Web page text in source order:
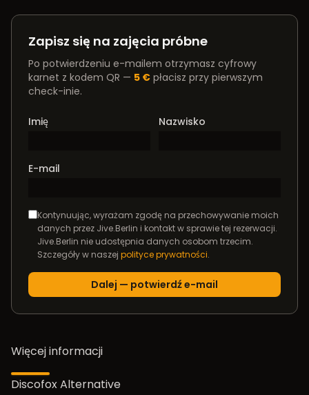
Zapisz się na zajęcia próbne
Po potwierdzeniu e-mailem otrzymasz cyfrowy
karnet z kodem QR — 5 € płacisz przy pierwszym
check-inie.
Imię Nazwisko
E-mail
Kontynuując, wyrażam zgodę na przechowywanie moich
danych przez Jive.Berlin i kontakt w sprawie tej rezerwacji.
Jive.Berlin nie udostępnia danych osobom trzecim.
Szczegóły w naszej polityce prywatności.
Więcej informacji
Discofox Alternative